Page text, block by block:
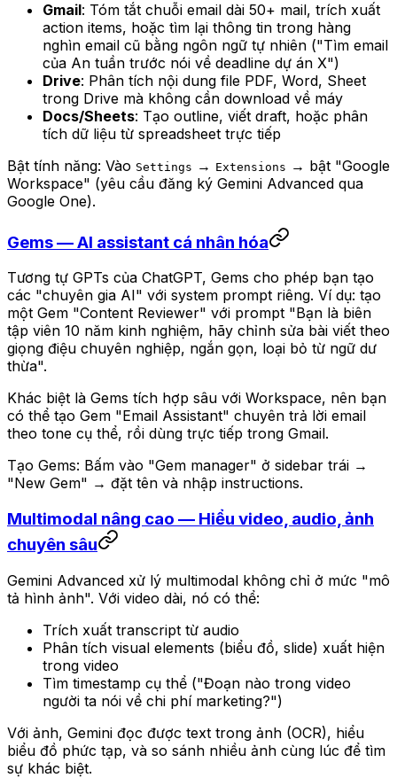
Gmail: Tóm tắt chuỗi email dài 50+ mail, trích xuất
action items, hoặc tìm lại thông tin trong hàng
nghìn email cũ bằng ngôn ngữ tự nhiên ("Tìm email
của An tuần trước nói về deadline dự án X")
Drive: Phân tích nội dung file PDF, Word, Sheet
trong Drive mà không cần download về máy
Docs/Sheets: Tạo outline, viết draft, hoặc phân
tích dữ liệu từ spreadsheet trực tiếp
Bật tính năng: Vào Settings → Extensions → bật "Google
Workspace" (yêu cầu đăng ký Gemini Advanced qua
Google One).
Gems — AI assistant cá nhân hóa
Tương tự GPTs của ChatGPT, Gems cho phép bạn tạo
các "chuyên gia AI" với system prompt riêng. Ví dụ: tạo
một Gem "Content Reviewer" với prompt "Bạn là biên
tập viên 10 năm kinh nghiệm, hãy chỉnh sửa bài viết theo
giọng điệu chuyên nghiệp, ngắn gọn, loại bỏ từ ngữ dư
thừa".
Khác biệt là Gems tích hợp sâu với Workspace, nên bạn
có thể tạo Gem "Email Assistant" chuyên trả lời email
theo tone cụ thể, rồi dùng trực tiếp trong Gmail.
Tạo Gems: Bấm vào "Gem manager" ở sidebar trái →
"New Gem" → đặt tên và nhập instructions.
Multimodal nâng cao — Hiểu video, audio, ảnh
chuyên sâu
Gemini Advanced xử lý multimodal không chỉ ở mức "mô
tả hình ảnh". Với video dài, nó có thể:
Trích xuất transcript từ audio
Phân tích visual elements (biểu đồ, slide) xuất hiện
trong video
Tìm timestamp cụ thể ("Đoạn nào trong video
người ta nói về chi phí marketing?")
Với ảnh, Gemini đọc được text trong ảnh (OCR), hiểu
biểu đồ phức tạp, và so sánh nhiều ảnh cùng lúc để tìm
sự khác biệt.